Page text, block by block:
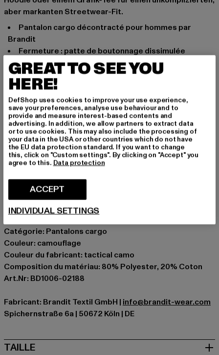
aber markanten Streetwear-Fit.
pantalon cargo décontracté pour hommes par
Brandit
Fermeture : patte de boutonnage dissimulée
Le cordon à l'intérieur procure une adhérence
supplémentaire
2 grandes poches cargo avec fermeture à bouton
Logo imprimé sur la jambe gauche du pantalon
cinq passants de ceinture
poches latérales
jambe droite décontractée avec taille basse
Mélange de matériaux pour un confort de port
optimal
100% coton extensible pour plus de confort
Occasion: Quotidien, Basic
Types de fermeture: patte de boutonnage cachée
Coupe: Décontracté
Catégorie: Pantalons cargo
Couleur: camouflage
Couleur du fabricant: tactical camo
Composition du matériau: 80% Polyester, 20% Coton
Art.Nr: BD1006-02188
Fabricant: Brandit Textil GmbH | info@brandit-wear.com
Spichernstraße 6a | 50672 Köln | DE
TAILLE
GREAT TO SEE YOU
HERE!
DefShop uses cookies to improve your use experience,
save your preferences, analyse use behaviour and to
provide and measure interest-based contents and
advertising. In addition, we allow partners to extract data
or to use cookies. This may also include the processing of
your data in the USA or other countries which do not have
the EU data protection standard. If you want to change
this, click on "Custom settings". By clicking on "Accept" you
agree to this. Data protection
ACCEPT
INDIVIDUAL SETTINGS